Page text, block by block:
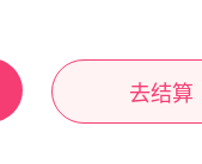
去结算